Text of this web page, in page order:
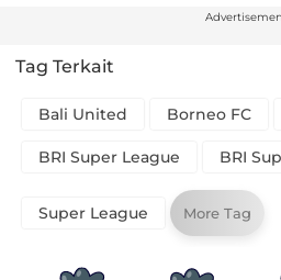
Tag Terkait
Bali United Borneo FC
BRI Super League BRI
Super League More Tag